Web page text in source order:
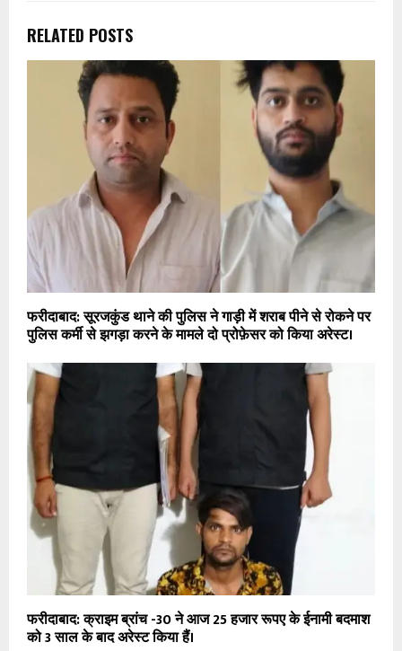
RELATED POSTS
फरीदाबाद: सूरजकुंड थाने की पुलिस ने गाड़ी में शराब पीने से रोकने पर
पुलिस कर्मी से झगड़ा करने के मामले दो प्रोफ़ेसर को किया अरेस्ट।
फरीदाबाद: क्राइम ब्रांच -30 ने आज 25 हजार रूपए के ईनामी बदमाश
को 3 साल के बाद अरेस्ट किया हैं।